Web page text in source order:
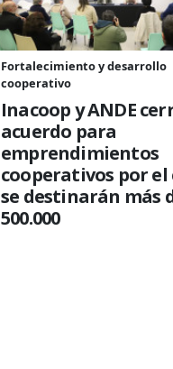
Fortalecimiento y desarrollo
cooperativo
Inacoop y ANDE
acuerdo para
emprendimientos
cooperativos por el
se destinarán más
500.000